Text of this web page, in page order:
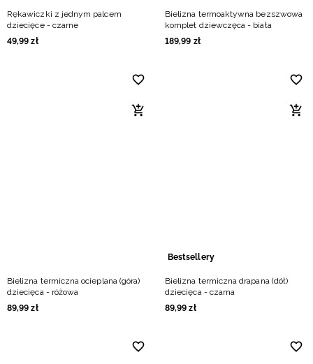
Rękawiczki z jednym palcem
dziecięce - czarne
49,99 zł
Bielizna termoaktywna bezszwowa
komplet dziewczęca - biała
189,99 zł
Bielizna termiczna ocieplana (góra)
dziecięca - różowa
89,99 zł
Bestsellery
Bielizna termiczna drapana (dół)
dziecięca - czarna
89,99 zł